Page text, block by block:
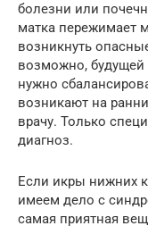
болезни или
матка пережимает
возникнуть
возможно, будущей
нужно
возникают на
врачу. Только
диагноз.
Если икры нижних
имеем дело с
самая приятная